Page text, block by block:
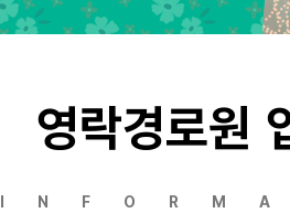
영락경로원